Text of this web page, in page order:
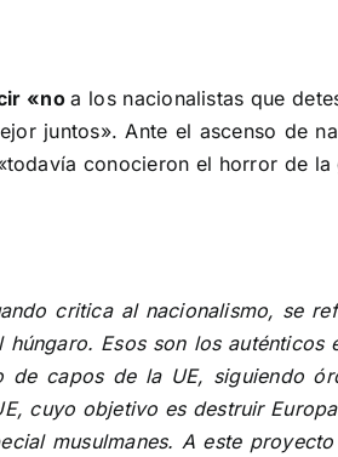
«noa los nacionalistas que
juntos». Ante el ascenso de
conocieron el horror de la
critica al nacionalismo, se
Esos son los auténticos
capos de la UE, siguiendo
cuyo objetivo es destruir
musulmanes. A este